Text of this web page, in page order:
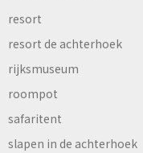
resort
resort de achterhoek
rijksmuseum
roompot
safaritent
slapen in de achterhoek